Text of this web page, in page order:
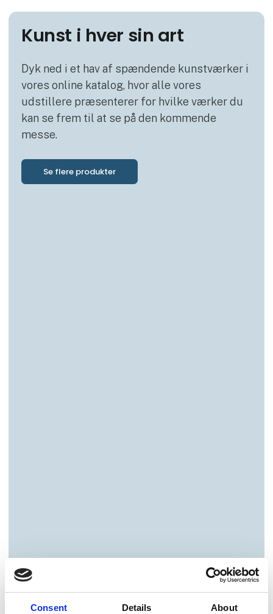
Consent Details About
Kunst i hver sin art
Dyk ned i et hav af spændende kunstværker i
vores online katalog, hvor alle vores
udstillere præsenterer for hvilke værker du
kan se frem til at se på den kommende
messe.
Se flere produkter